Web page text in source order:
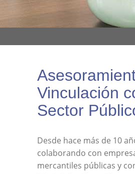
Vinculación
Sector
Desde hace más de 10
colaborando con
mercantiles públicas y